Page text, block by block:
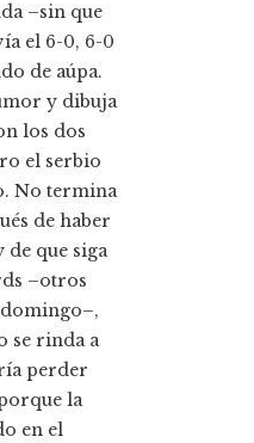
–sin que
el 6-0, 6-0
de aúpa.
y dibuja
los dos
el serbio
No termina
de haber
de que siga
–otros
domingo–,
se rinda a
perder
la
en el